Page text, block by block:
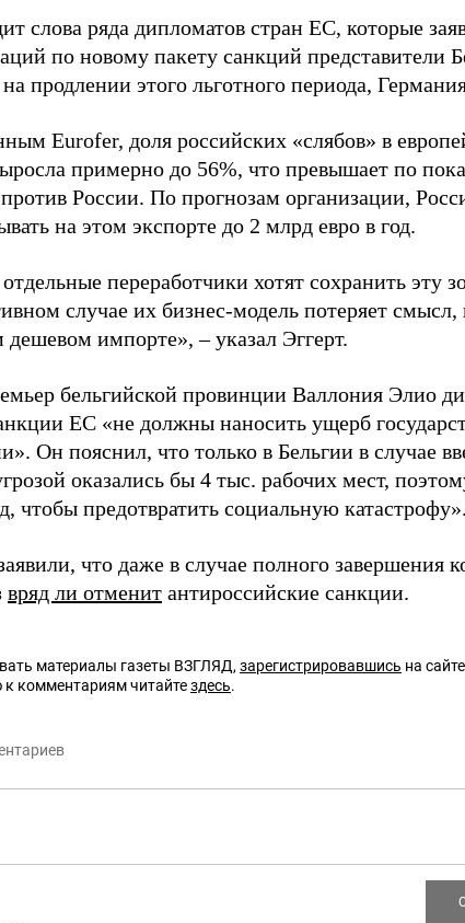
слова ряда дипломатов стран ЕС, которые
по новому пакету санкций представители
продлении этого льготного периода,
Eurofer, доля российских «слябов» в
примерно до 56%, что превышает по
России. По прогнозам организации,
на этом экспорте до 2 млрд евро в год.
переработчики хотят сохранить эту
случае их бизнес-модель потеряет смысл,
импорте», – указал Эггерт.
бельгийской провинции Валлония Элио
ЕС «не должны наносить ущерб
Он пояснил, что только в Бельгии в случае
оказались бы 4 тыс. рабочих мест,
чтобы предотвратить социальную катастрофу».
что даже в случае полного завершения
вряд ли отменит антироссийские санкции.
материалы газеты ВЗГЛЯД,зарегистрировавшись на
комментариям читайтездесь.